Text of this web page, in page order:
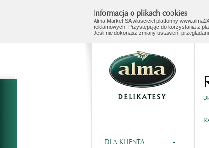
Informacja o plikach cookies
Alma Market SA właściciel platformy
reklamowych. Przystępując do korzystania z
Jeśli nie dokonasz zmiany ustawień,
DLA KLIENTA